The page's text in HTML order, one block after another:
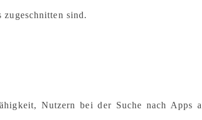
zugeschnitten sind.
Nutzern bei der Suche nach Apps